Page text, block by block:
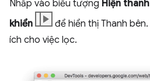
Nhấp vào biểu tượng Hiện
khiển
để hiển thị Thanh
ích cho việc lọc.